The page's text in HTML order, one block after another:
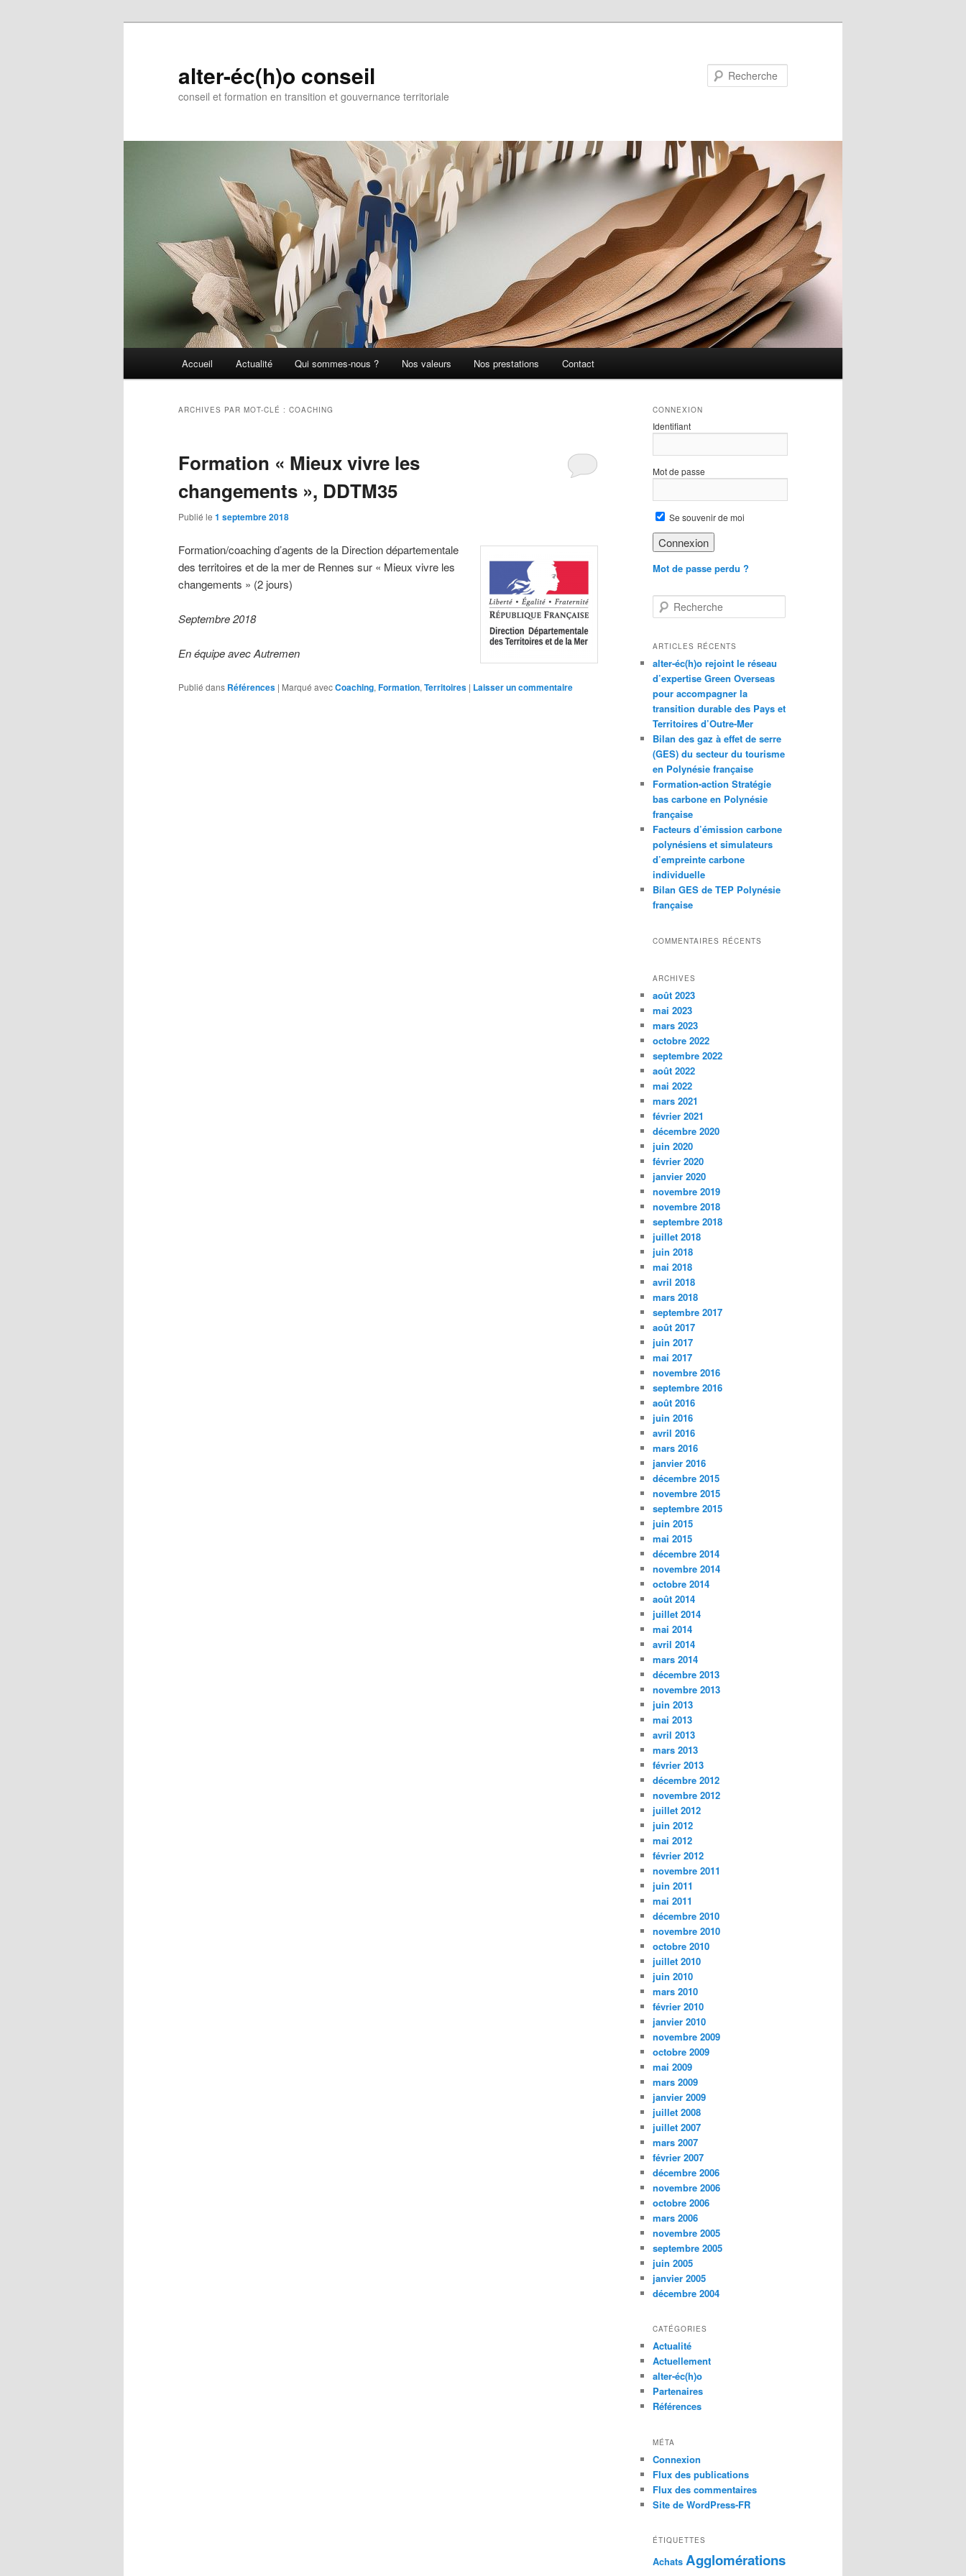
alter-éc(h)o conseil
conseil et formation en transition et gouvernance territoriale
Accueil Actualité Qui sommes-nous ? Nos valeurs Nos prestations Contact
ARCHIVES PAR MOT-CLÉ : COACHING
Formation « Mieux vivre les
changements », DDTM35
Publié le 1 septembre 2018
Formation/coaching d’agents de la Direction départementale
des territoires et de la mer de Rennes sur « Mieux vivre les
changements » (2 jours)
Septembre 2018
En équipe avec Autremen
Publié dans Références | Marqué avecCoaching, Formation, Territoires | Laisser un commentaire
CONNEXION
Identifiant
Mot de passe
Se souvenir de moi
Mot de passe perdu ?
e
h
r
c
h
e
ARTICLES RÉCENTS
alter-éc(h)o rejoint le réseau
d’expertise Green Overseas
pour accompagner la
transition durable des Pays et
Territoires d’Outre-Mer
Bilan des gaz à effet de serre
(GES) du secteur du tourisme
en Polynésie française
Formation-action Stratégie
bas carbone en Polynésie
française
Facteurs d’émission carbone
polynésiens et simulateurs
d’empreinte carbone
individuelle
Bilan GES de TEP Polynésie
française
COMMENTAIRES RÉCENTS
ARCHIVES
août 2023
mai 2023
mars 2023
octobre 2022
septembre 2022
août 2022
mai 2022
mars 2021
février 2021
décembre 2020
juin 2020
février 2020
janvier 2020
novembre 2019
novembre 2018
septembre 2018
juillet 2018
juin 2018
mai 2018
avril 2018
mars 2018
septembre 2017
août 2017
juin 2017
mai 2017
novembre 2016
septembre 2016
août 2016
juin 2016
avril 2016
mars 2016
janvier 2016
décembre 2015
novembre 2015
septembre 2015
juin 2015
mai 2015
décembre 2014
novembre 2014
octobre 2014
août 2014
juillet 2014
mai 2014
avril 2014
mars 2014
décembre 2013
novembre 2013
juin 2013
mai 2013
avril 2013
mars 2013
février 2013
décembre 2012
novembre 2012
juillet 2012
juin 2012
mai 2012
février 2012
novembre 2011
juin 2011
mai 2011
décembre 2010
novembre 2010
octobre 2010
juillet 2010
juin 2010
mars 2010
février 2010
janvier 2010
novembre 2009
octobre 2009
mai 2009
mars 2009
janvier 2009
juillet 2008
juillet 2007
mars 2007
février 2007
décembre 2006
novembre 2006
octobre 2006
mars 2006
novembre 2005
septembre 2005
juin 2005
janvier 2005
décembre 2004
CATÉGORIES
Actualité
Actuellement
alter-éc(h)o
Partenaires
Références
MÉTA
Connexion
Flux des publications
Flux des commentaires
Site de WordPress-FR
ÉTIQUETTES
Achats Agglomérations